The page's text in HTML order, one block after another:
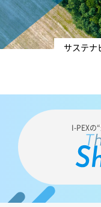
サステナ
I-PEXの